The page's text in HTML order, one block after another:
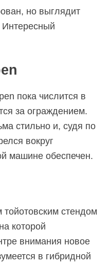
но выглядит
Интересный
пока числится в
за ограждением.
стильно и, судя по
вокруг
машине обеспечен.
стендом
которой
внимания новое
в гибридной